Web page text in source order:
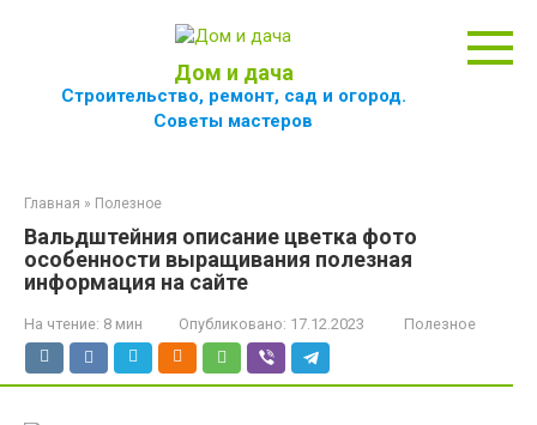
Дом и дача
Строительство, ремонт, сад и огород.
Советы мастеров
Главная » Полезное
Вальдштейния описание цветка фото
особенности выращивания полезная
информация на сайте
На чтение: 8 мин Опубликовано: 17.12.2023 Полезное